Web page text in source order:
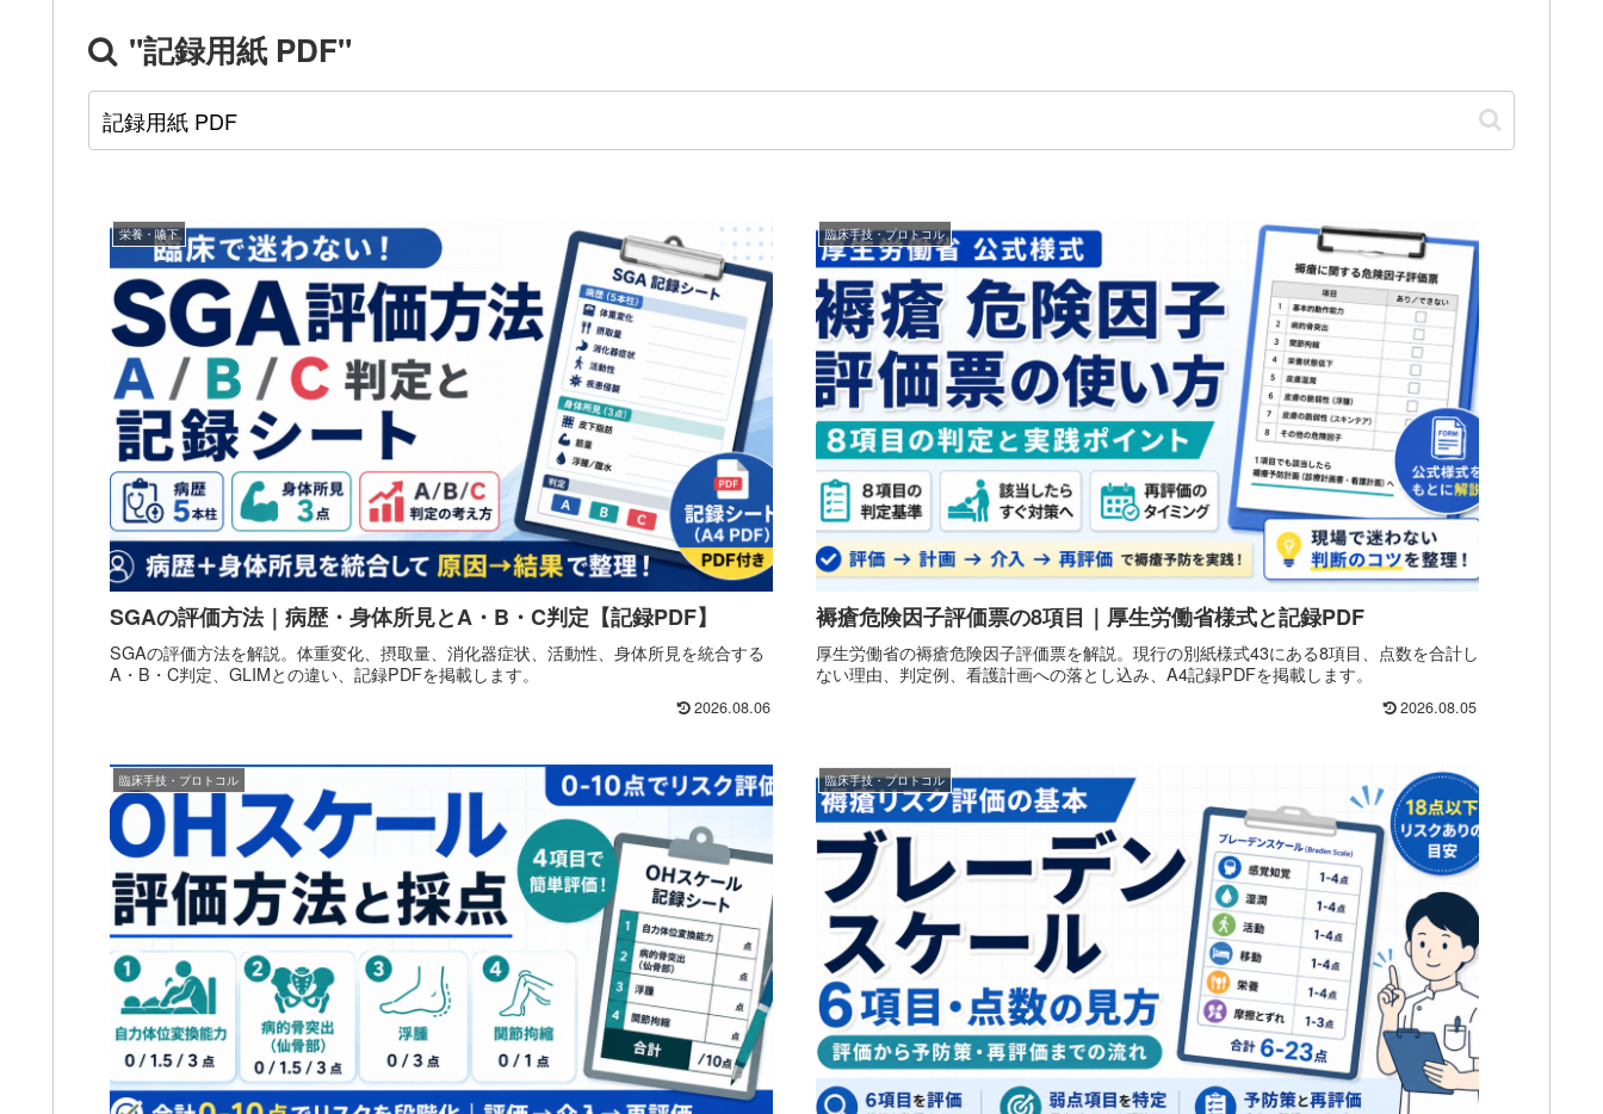
"記録用紙 PDF"
栄養・嚥下
SGAの評価方法｜病歴・身体所見とA・B・C判定【記録PDF】
SGAの評価方法を解説。体重変化、摂取量、消化器症状、活動性、身体所見を統合する
A・B・C判定、GLIMとの違い、記録PDFを掲載します。
2026.08.06
臨床手技・プロトコル
褥瘡危険因子評価票の8項目｜厚生労働省様式と記録PDF
厚生労働省の褥瘡危険因子評価票を解説。現行の別紙様式43にある8項目、点数を合計し
ない理由、判定例、看護計画への落とし込み、A4記録PDFを掲載します。
2026.08.05
臨床手技・プロトコル 臨床手技・プロトコル